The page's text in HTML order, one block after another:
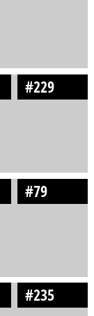
#229
#79
#235